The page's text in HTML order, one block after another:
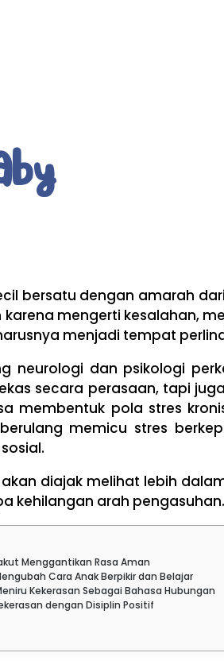
bersatu dengan amarah
mengerti kesalahan,
menjadi tempat
neurologi dan psikologi
secara perasaan, tapi
membentuk pola stres
memicu stres
akan diajak melihat lebih
kehilangan arah pengasuhan.
Menggantikan Rasa Aman
Cara Anak Berpikir dan Belajar
Kekerasan Sebagai Bahasa Hubungan
dengan Disiplin Positif